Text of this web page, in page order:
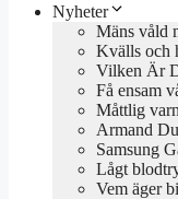
Nyheter
Mäns våld
Kvälls och
Vilken Är
Få ensam
Måttlig
Armand
Samsung
Lågt
Vem äger